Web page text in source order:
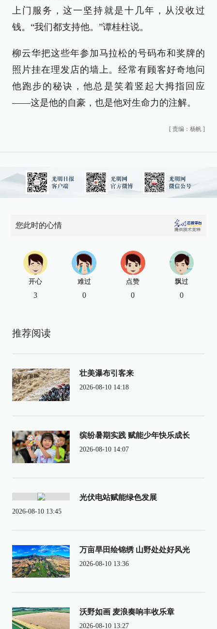
上门服务，这一坚持就是十几年，从没收过
钱。“我们都支持他。”谭桂柱说。
柳云华把这些年参加马拉松的号码布和奖牌的
照片挂在理发店的墙上。经常有顾客好奇地问
他跑步的秘诀，他总是笑着竖起大拇指回应
——这是他的自豪，也是他对生命力的注解。
[ 责编：杨帆 ]
您此时的心情
开心
3
难过
0
点赞
0
飘过
0
推荐阅读
壮美瀑布引客来
2026-08-10 14:18
缤纷暑期实践 赋能少年快乐成长
2026-08-10 14:07
光伏电站赋能绿色发展
2026-08-10 13:45
万亩旱田绘锦绣 山野处处好风光
2026-08-10 13:36
沃野如画 麦浪奏响丰收乐章
2026-08-10 13:27